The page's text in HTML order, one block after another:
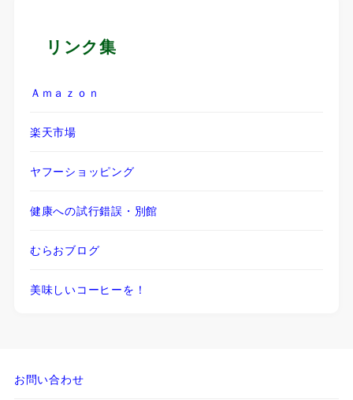
リンク集
Ａｍａｚｏｎ
楽天市場
ヤフーショッピング
健康への試行錯誤・別館
むらおブログ
美味しいコーヒーを！
お問い合わせ